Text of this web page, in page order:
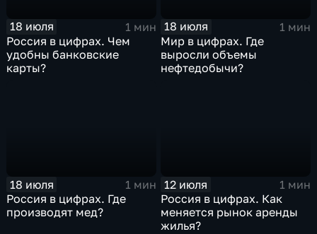
18 июля
1 мин
Россия в цифрах. Чем
удобны банковские
карты?
18 июля
1 мин
Мир в цифрах. Где
выросли объемы
нефтедобычи?
18 июля
1 мин
Россия в цифрах. Где
производят мед?
12 июля
1 мин
Россия в цифрах. Как
меняется рынок аренды
жилья?